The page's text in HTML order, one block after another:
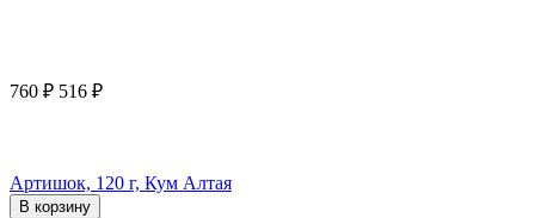
760 ₽ 516 ₽
Артишок, 120 г, Кум Алтая
В корзину